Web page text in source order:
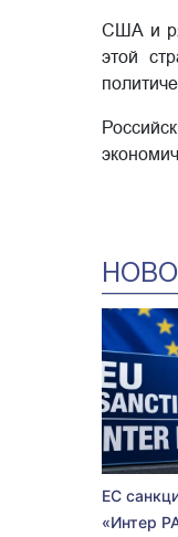
США и
этой
ЕС
«Интер